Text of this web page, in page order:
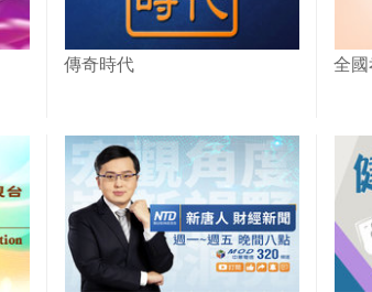
傳奇時代 全國